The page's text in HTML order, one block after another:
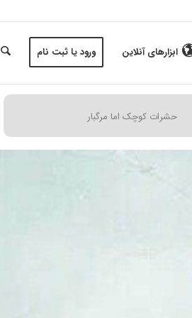
ابزارهای آنلاین ورود یا ثبت نام
حشرات کوچک اما مرگبار